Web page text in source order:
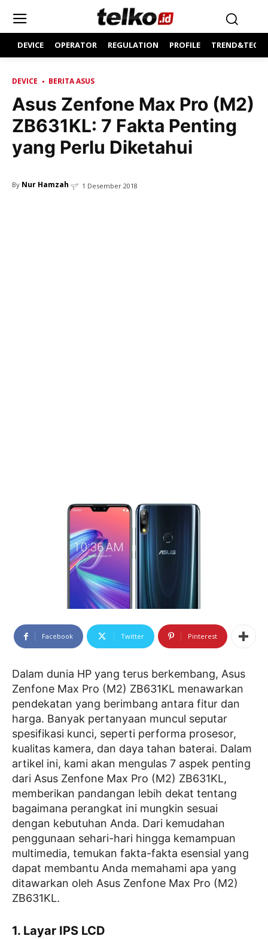
DEVICE OPERATOR REGULATION PROFILE
DEVICE BERITA ASUS
Asus Zenfone Max Pro (M2)
ZB631KL: 7 Fakta Penting
yang Perlu Diketahui
By Nur Hamzah 1 Desember 2018
Facebook Twitter Pinterest
Dalam dunia HP yang terus berkembang, Asus
Zenfone Max Pro (M2) ZB631KL menawarkan
pendekatan yang berimbang antara fitur dan
harga. Banyak pertanyaan muncul seputar
spesifikasi kunci, seperti performa prosesor,
kualitas kamera, dan daya tahan baterai. Dalam
artikel ini, kami akan mengulas 7 aspek penting
dari Asus Zenfone Max Pro (M2) ZB631KL,
memberikan pandangan lebih dekat tentang
bagaimana perangkat ini mungkin sesuai
dengan kebutuhan Anda. Dari kemudahan
penggunaan sehari-hari hingga kemampuan
multimedia, temukan fakta-fakta esensial yang
dapat membantu Anda memahami apa yang
ditawarkan oleh Asus Zenfone Max Pro (M2)
ZB631KL.
1. Layar IPS LCD